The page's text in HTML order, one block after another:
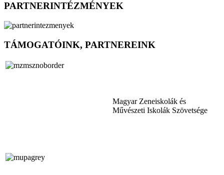
PARTNERINTÉZMÉNYEK
TÁMOGATÓINK, PARTNEREINK
Magyar Zeneiskolák és
Művészeti Iskolák Szövetsége